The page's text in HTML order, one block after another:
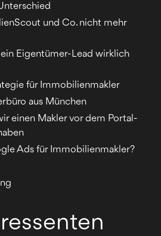
und Co. nicht mehr
Eigentümer-Lead wirklich
für Immobilienmakler
aus München
einen Makler vor dem Portal-
Ads für Immobilienmakler?